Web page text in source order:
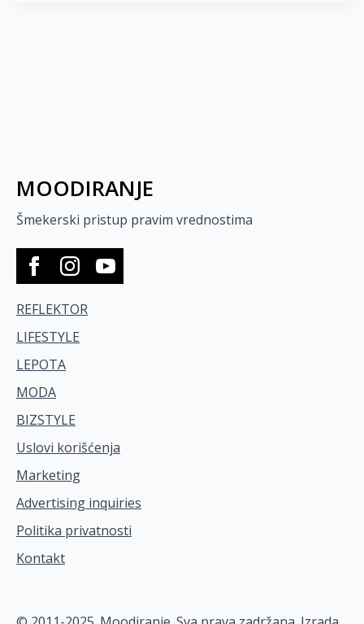
MOODIRANJE
Šmekerski pristup pravim vrednostima
REFLEKTOR
LIFESTYLE
LEPOTA
MODA
BIZSTYLE
Uslovi korišćenja
Marketing
Advertising inquiries
Politika privatnosti
Kontakt